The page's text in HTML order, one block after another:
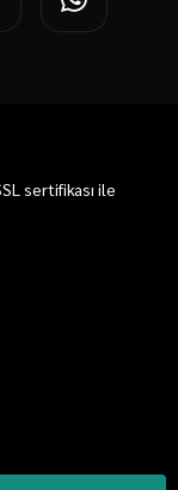
sertifikası ile